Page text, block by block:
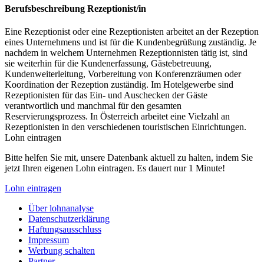
Berufsbeschreibung Rezeptionist/in
Eine Rezeptionist oder eine Rezeptionisten arbeitet an der Rezeption
eines Unternehmens und ist für die Kundenbegrüßung zuständig. Je
nachdem in welchem Unternehmen Rezeptionnisten tätig ist, sind
sie weiterhin für die Kundenerfassung, Gästebetreuung,
Kundenweiterleitung, Vorbereitung von Konferenzräumen oder
Koordination der Rezeption zuständig. Im Hotelgewerbe sind
Rezeptionisten für das Ein- und Auschecken der Gäste
verantwortlich und manchmal für den gesamten
Reservierungsprozess. In Österreich arbeitet eine Vielzahl an
Rezeptionisten in den verschiedenen touristischen Einrichtungen.
Lohn eintragen
Bitte helfen Sie mit, unsere Datenbank aktuell zu halten, indem Sie
jetzt Ihren eigenen Lohn eintragen. Es dauert nur 1 Minute!
Lohn eintragen
Über lohnanalyse
Datenschutzerklärung
Haftungsausschluss
Impressum
Werbung schalten